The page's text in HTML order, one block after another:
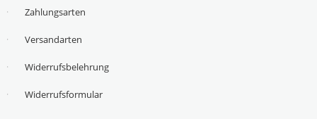
Zahlungsarten
Versandarten
Widerrufsbelehrung
Widerrufsformular